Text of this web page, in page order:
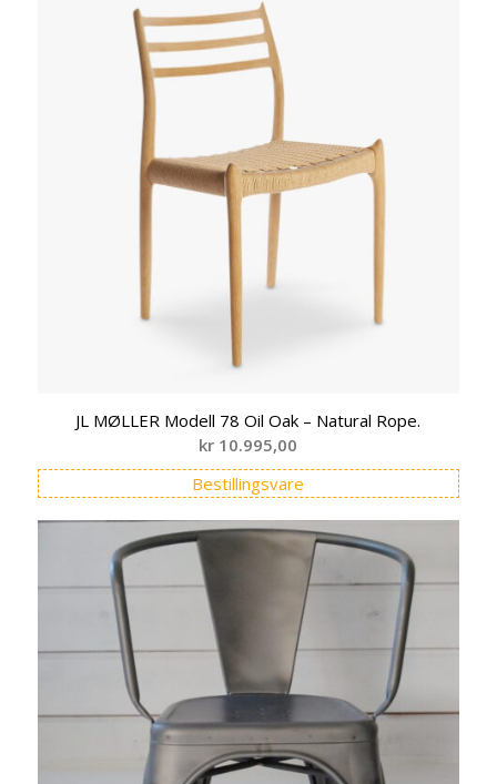
JL MØLLER Modell 78 Oil Oak – Natural Rope.
kr 10.995,00
Bestillingsvare